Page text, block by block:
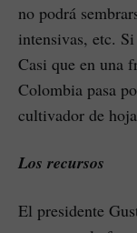
no podrá
intensivas, etc.
Casi que en una
Colombia pasa
cultivador de
Los recursos
El presidente